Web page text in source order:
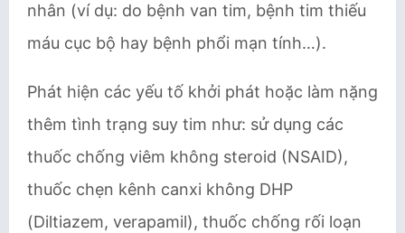
nhân (ví dụ: do bệnh van tim, bệnh tim thiếu
máu cục bộ hay bệnh phổi mạn tính…).
Phát hiện các yếu tố khởi phát hoặc làm nặng
thêm tình trạng suy tim như: sử dụng các
thuốc chống viêm không steroid (NSAID),
thuốc chẹn kênh canxi không DHP
(Diltiazem, verapamil), thuốc chống rối loạn